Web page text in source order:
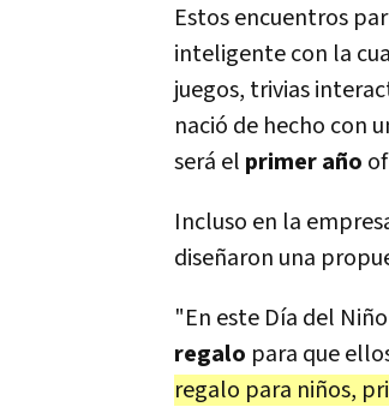
Estos encuentros
inteligente con la
juegos, trivias
nació de hecho con
será el primer año
Incluso en la
diseñaron una
"En este Día del
regalo para que
regalo para niños,